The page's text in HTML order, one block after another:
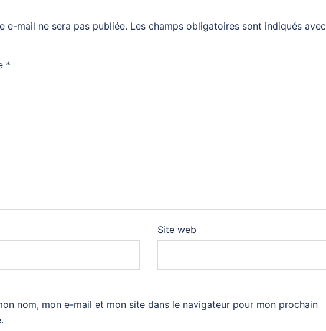
e-mail ne sera pas publiée. Les champs obligatoires sont indiqués avec
*
Site web
nom, mon e-mail et mon site dans le navigateur pour mon prochain